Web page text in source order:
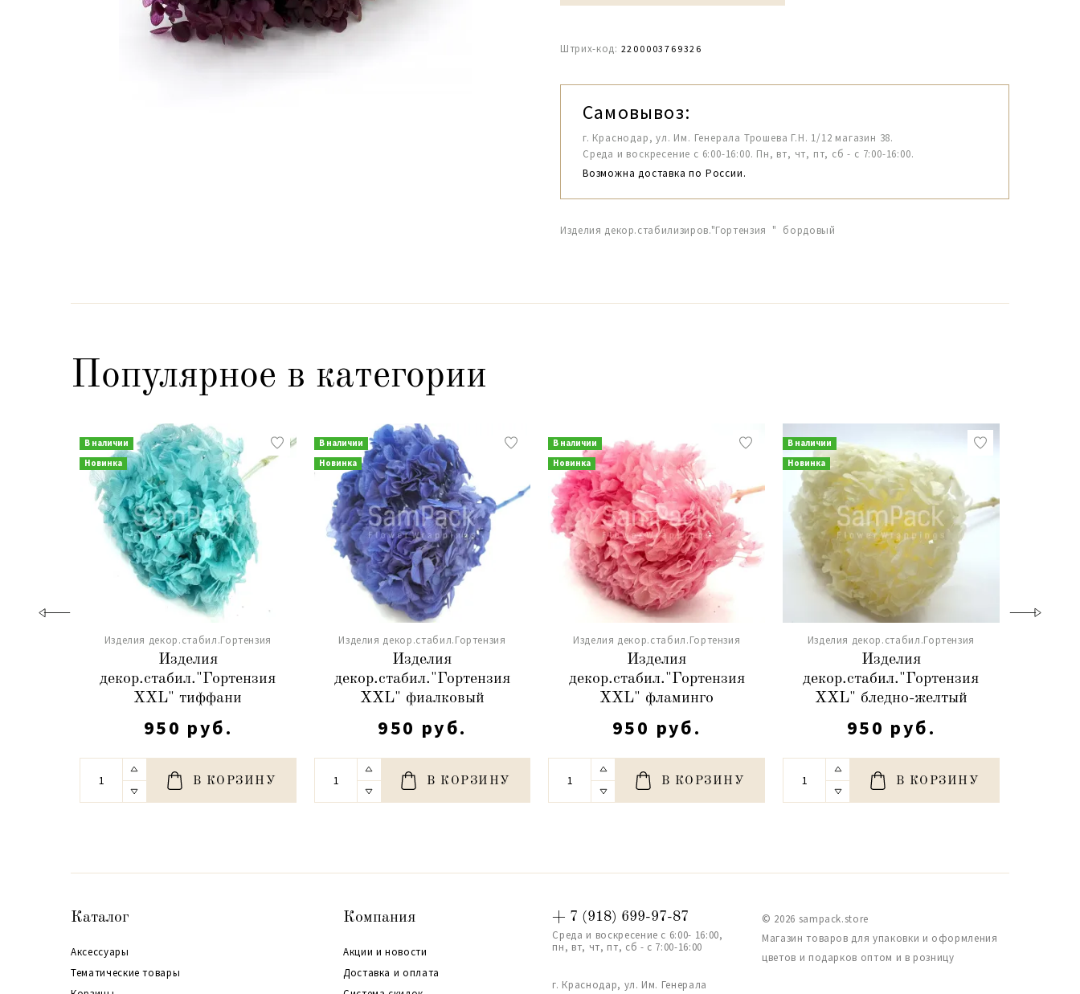
Штрих-код: 2200003769326
Самовывоз:
г. Краснодар, ул. Им. Генерала Трошева Г.Н. 1/12 магазин 38.
Среда и воскресение с 6:00-16:00. Пн, вт, чт, пт, сб - с 7:00-16:00.
Возможна доставка по России.
Изделия декор.стабилизиров."Гортензия " бордовый
Популярное в категории
В наличии
Новинка
Изделия декор.стабил.Гортензия
Изделия
декор.стабил."Гортензия
XXL" тиффани
950 руб.
В КОРЗИНУ
В наличии
Новинка
Изделия декор.стабил.Гортензия
Изделия
декор.стабил."Гортензия
XXL" фиалковый
950 руб.
В КОРЗИНУ
В наличии
Новинка
Изделия декор.стабил.Гортензия
Изделия
декор.стабил."Гортензия
XXL" фламинго
950 руб.
В КОРЗИНУ
В наличии
Новинка
Изделия декор.стабил.Гортензия
Изделия
декор.стабил."Гортензия
XXL" бледно-желтый
950 руб.
В КОРЗИНУ
Каталог
Аксессуары
Тематические товары
Компания
Акции и новости
Доставка и оплата
+ 7 (918) 699-97-87
Среда и воскресение с 6:00- 16:00,
пн, вт, чт, пт, сб - с 7:00-16:00
г. Краснодар, ул. Им. Генерала
© 2026 sampack.store
Магазин товаров для упаковки и оформления
цветов и подарков оптом и в розницу